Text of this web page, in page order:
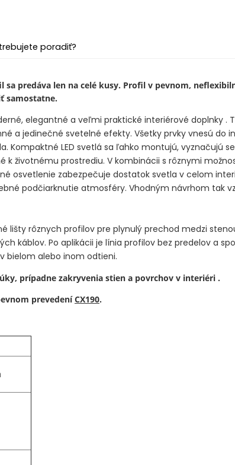
poradiť?
sa predáva len na celé kusy. Profil v pevnom,
samostatne.
elegantné a veľmi praktické interiérové doplnky .
a jedinečné svetelné efekty. Všetky prvky vnesú do
Kompaktné LED svetlá sa ľahko montujú, vyznačujú
k životnému prostrediu. V kombinácii s rôznymi
osvetlenie zabezpečuje dostatok svetla v celom
podčiarknutie atmosféry. Vhodným návrhom tak
lišty rôznych profilov pre plynulý prechod medzi
káblov. Po aplikácii je línia profilov bez predelov a
bielom alebo inom odtieni.
prípadne zakryvenia stien a povrchov v interiéri .
prevedeníCX190.